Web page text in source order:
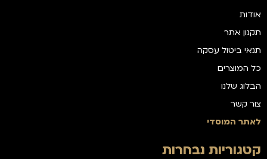
אודות
תקנון אתר
תנאי ביטול עסקה
כל המוצרים
הבלוג שלנו
צור קשר
לאתר המוסדי
קטגוריות נבחרות